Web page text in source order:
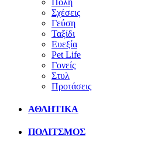
Σχέσεις
Γεύση
Ταξίδι
Ευεξία
Pet Life
Γονείς
Στυλ
Προτάσεις
ΑΘΛΗΤΙΚΑ
ΠΟΛΙΤΣΜΟΣ